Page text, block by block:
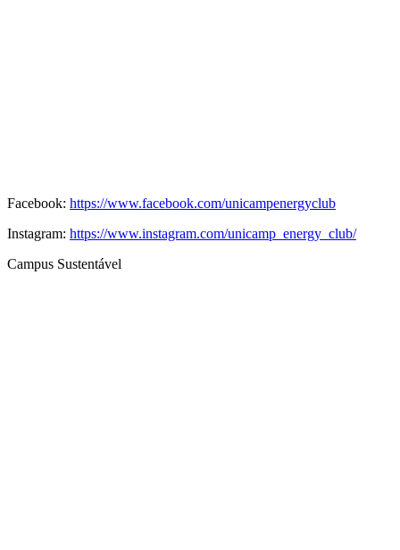
Facebook: https://www.facebook.com/unicampenergyclub
Instagram: https://www.instagram.com/unicamp_energy_club/
Campus Sustentável